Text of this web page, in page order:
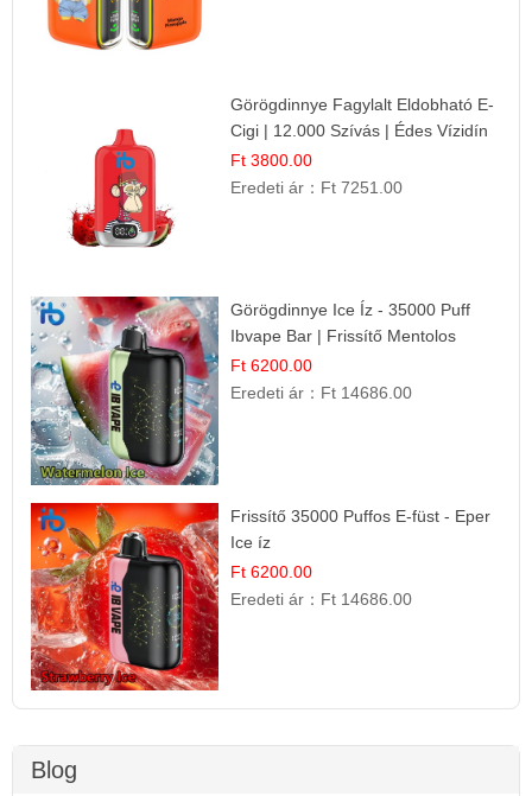
Görögdinnye Fagylalt Eldobható E-
Cigi | 12.000 Szívás | Édes Vízidín
Íz
Ft 3800.00
Eredeti ár： Ft 7251.00
Görögdinnye Ice Íz - 35000 Puff
Ibvape Bar | Frissítő Mentolos
Élmény!
Ft 6200.00
Eredeti ár： Ft 14686.00
Frissítő 35000 Puffos E-füst - Eper
Ice íz
Ft 6200.00
Eredeti ár： Ft 14686.00
Blog